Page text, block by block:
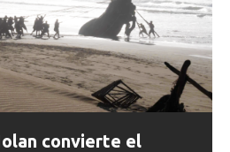
convierte el